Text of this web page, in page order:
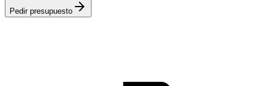
Pedir presupuesto